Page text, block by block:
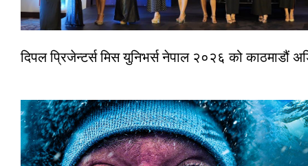
दिपल प्रिजेन्टर्स मिस युनिभर्स नेपाल २०२६ को काठमाडौं